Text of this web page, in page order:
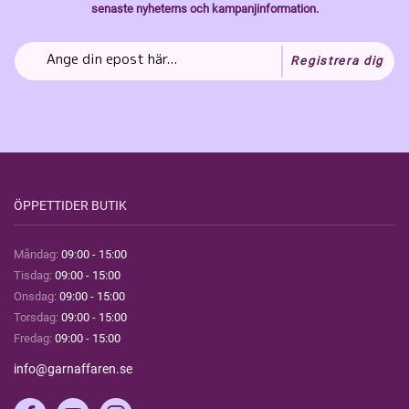
senaste nyheterns och kampanjinformation.
Registrera dig
ÖPPETTIDER BUTIK
Måndag: 09:00 - 15:00
Tisdag: 09:00 - 15:00
Onsdag: 09:00 - 15:00
Torsdag: 09:00 - 15:00
Fredag: 09:00 - 15:00
info@garnaffaren.se